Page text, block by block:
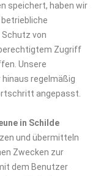
speichert, haben wir
von
Zugriff
Unsere
regelmäßig
angepasst.
in Schilde
und übermitteln
Zwecken zur
dem Benutzer